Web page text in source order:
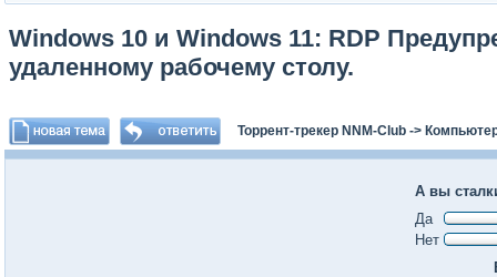
Windows 10 и Windows 11: RDP
удаленному рабочему столу.
Торрент-трекер NNM-Club ->
А вы
Да
Нет